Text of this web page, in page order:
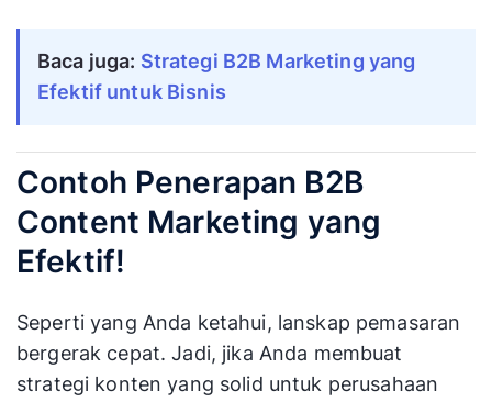
Baca juga: Strategi B2B Marketing yang
Efektif untuk Bisnis
Contoh Penerapan B2B
Content Marketing yang
Efektif!
Seperti yang Anda ketahui, lanskap pemasaran
bergerak cepat. Jadi, jika Anda membuat
strategi konten yang solid untuk perusahaan